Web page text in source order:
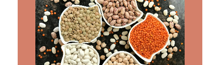
CONFÉRENCES
podcast kinoa
ARTICLES